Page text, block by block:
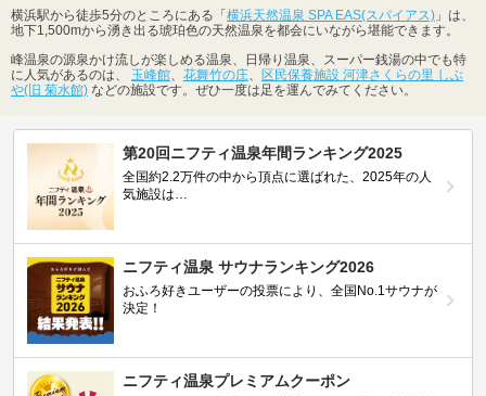
横浜駅から徒歩5分のところにある「横浜天然温泉 SPA EAS(スパイアス) 」は、
地下1,500mから湧き出る琥珀色の天然温泉を都会にいながら堪能できます。
峰温泉の源泉かけ流しが楽しめる温泉、日帰り温泉、スーパー銭湯の中でも特
に人気があるのは、 玉峰館、 花舞竹の庄、 区民保養施設 河津さくらの里 しぶ
や(旧 菊水館) などの施設です。ぜひ一度は足を運んでみてください。
第20回ニフティ温泉年間ランキング2025
全国約2.2万件の中から頂点に選ばれた、2025年の人
気施設は…
ニフティ温泉 サウナランキング2026
おふろ好きユーザーの投票により、全国No.1サウナが
決定！
ニフティ温泉プレミアムクーポン